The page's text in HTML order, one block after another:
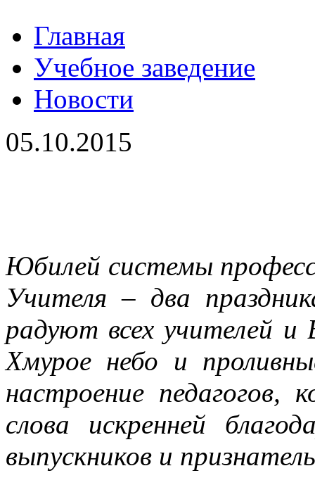
Главная
Учебное заведение
Новости
05.10.2015
Юбилей системы
Учителя – два
радуют всех учителей
Хмурое небо и
настроение
слова искренней
выпускников и